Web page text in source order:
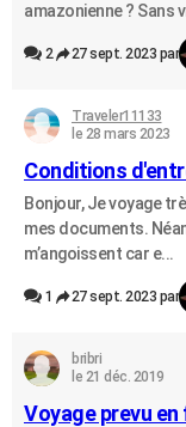
amazonienne ? Sans
2 27 sept. 2023 par
Traveler11133
le 28 mars 2023
Conditions
Bonjour, Je voyage
mes documents.
m’angoissent car e...
1 27 sept. 2023 par
bribri
le 21 déc. 2019
Voyage prevu